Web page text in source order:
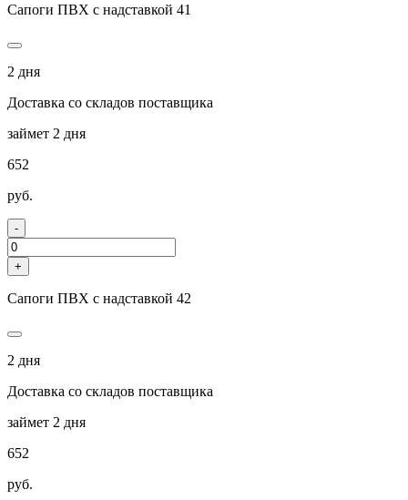
Сапоги ПВХ с надставкой 41
2 дня
Доставка со складов поставщика
займет 2 дня
652
руб.
-
+
Сапоги ПВХ с надставкой 42
2 дня
Доставка со складов поставщика
займет 2 дня
652
руб.